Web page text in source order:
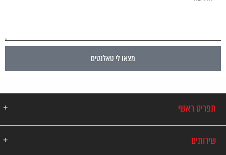
מצאו לי טאלנטים
תפריט ראשי
אודות
שירותים